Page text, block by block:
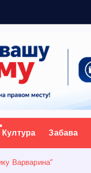
Култура Забава
Варварина”